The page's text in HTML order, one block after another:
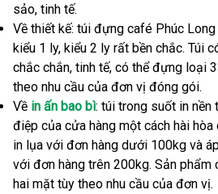
sảo, tinh tế.
Về thiết kế: túi đựng café Phúc
kiểu 1 ly, kiểu 2 ly rất bền chắc. Túi
chắc chắn, tinh tế, có thể đựng loại
theo nhu cầu của đơn vị đóng gói.
Về in ấn bao bì: túi trong suốt in nền
điệp của cửa hàng một cách hài hòa
in lụa với đơn hàng dưới 100kg và
với đơn hàng trên 200kg. Sản phẩm
hai mặt tùy theo nhu cầu của đơn vị.